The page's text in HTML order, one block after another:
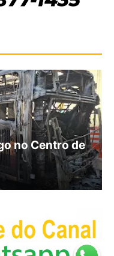
no Centro de